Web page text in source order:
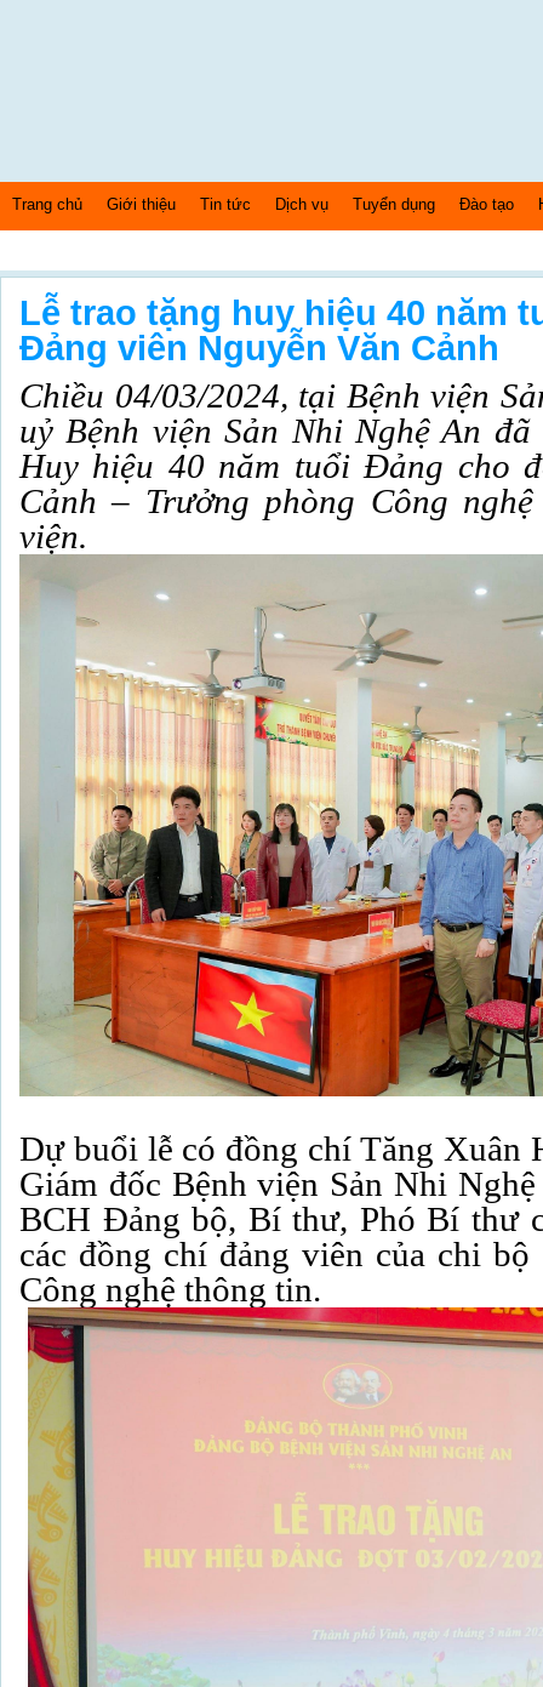
Trang chủ Giới thiệu Tin tức Dịch vụ Tuyển dụng Đào tạo
Lễ trao tặng huy hiệu 40 năm
Đảng viên Nguyễn Văn Cảnh
Chiều 04/03/2024, tại Bệnh viện
uỷ Bệnh viện Sản Nhi Nghệ An
Huy hiệu 40 năm tuổi Đảng cho
Cảnh – Trưởng phòng Công
viện.
Dự buổi lễ có đồng chí Tăng Xuân
Giám đốc Bệnh viện Sản Nhi
BCH Đảng bộ, Bí thư, Phó Bí thư
các đồng chí đảng viên của chi
Công nghệ thông tin.